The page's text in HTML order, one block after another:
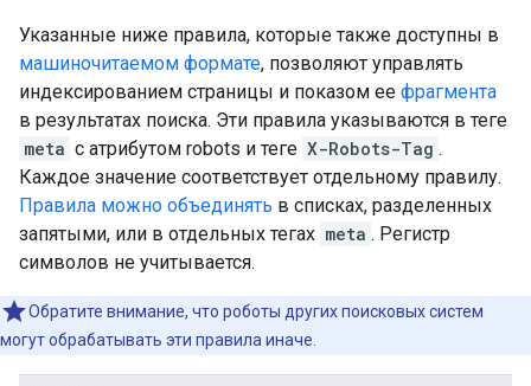
Указанные ниже правила, которые также доступны в
машиночитаемом формате, позволяют управлять
индексированием страницы и показом ее фрагмента
в результатах поиска. Эти правила указываются в теге
meta с атрибутом robots и теге X-Robots-Tag .
Каждое значение соответствует отдельному правилу.
Правила можно объединять в списках, разделенных
запятыми, или в отдельных тегах meta . Регистр
символов не учитывается.
Обратите внимание, что роботы других поисковых систем
могут обрабатывать эти правила иначе.